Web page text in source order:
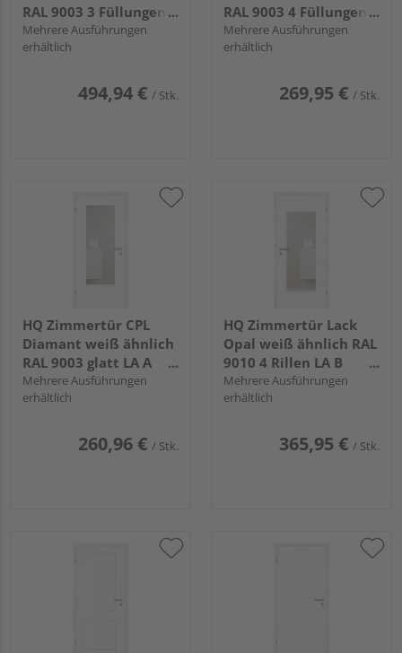
RAL 9003 3 Füllungen
FG LA F Röhrenspan
KK1
Mehrere Ausführungen
erhältlich
494,94 € / Stk.
RAL 9003 4 Füllungen
TG Röhrenspan KK1
Mehrere Ausführungen
erhältlich
269,95 € / Stk.
HQ Zimmertür CPL
Diamant weiß ähnlich
RAL 9003 glatt LA A
Röhrenspan KK1
Mehrere Ausführungen
erhältlich
260,96 € / Stk.
HQ Zimmertür Lack
Opal weiß ähnlich RAL
9010 4 Rillen LA B
Röhrenspan KK1
Mehrere Ausführungen
erhältlich
365,95 € / Stk.